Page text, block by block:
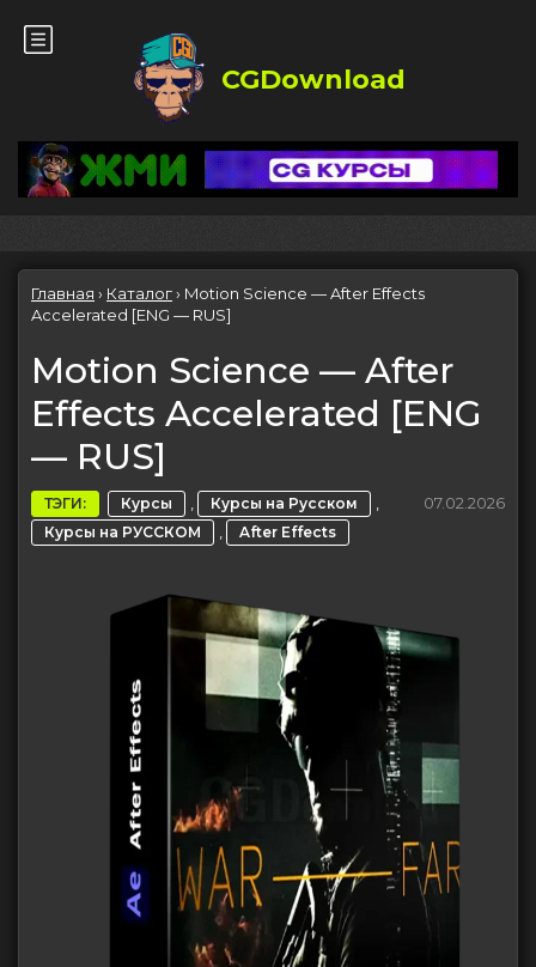
CGDownload
Главная › Каталог› Motion Science — After Effects
Accelerated [ENG — RUS]
Motion Science — After
Effects Accelerated [ENG
— RUS]
ТЭГИ: Курсы , Курсы на Русском ,
Курсы на РУССКОМ , After Effects
07.02.2026